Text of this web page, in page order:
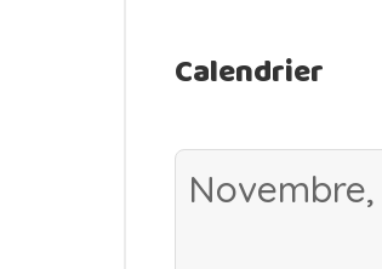
Calendrier
Novembre,